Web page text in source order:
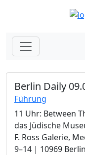
Berlin Daily
Führung
11 Uhr: Between
das Jüdische
F. Ross Galerie,
9–14 | 10969 Berlin